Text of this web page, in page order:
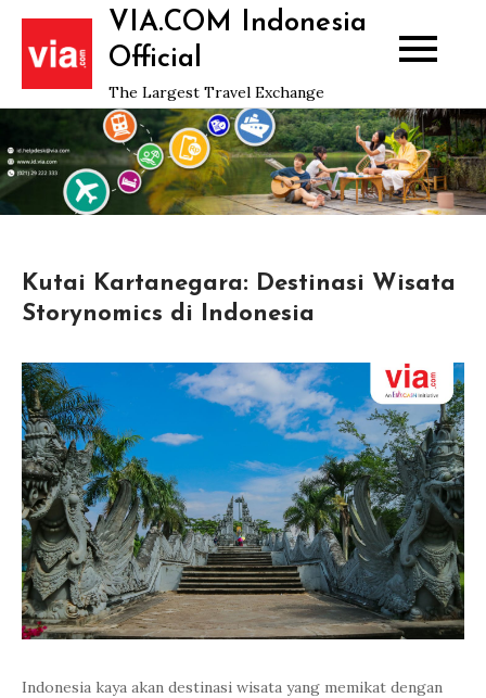
Skip
content
VIA.COM Indonesia
Official
The Largest Travel Exchange
Kutai Kartanegara: Destinasi Wisata
Storynomics di Indonesia
Indonesia kaya akan destinasi wisata yang memikat dengan